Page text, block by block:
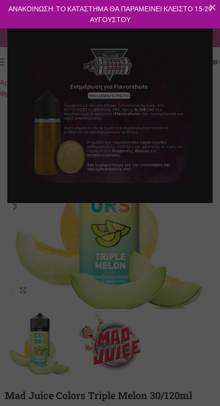
0.00
Αρχική σελίδα Υγρά Αναπλήρωσης
Φρούτα
Κλικ για μεγέθυνση
Mad Juice Colors Triple Melon 30/120ml
ΑΝΑΚΟΙΝΩΣΗ: ΤΟ ΚΑΤΑΣΤΗΜΑ ΘΑ ΠΑΡΑΜΕΙΝΕΙ ΚΛΕΙΣΤΟ 15-29
ΑΥΓΟΥΣΤΟΥ